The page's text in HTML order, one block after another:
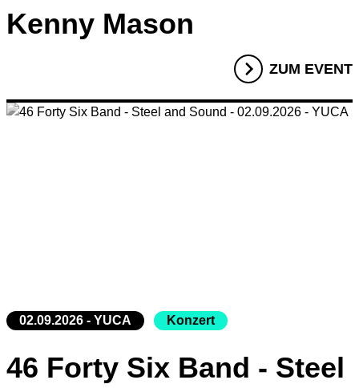
Kenny Mason
ZUM EVENT
02.09.2026 - YUCA Konzert
46 Forty Six Band - Steel